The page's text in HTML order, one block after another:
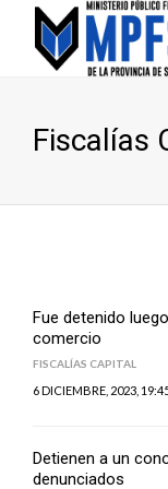
Fiscalías
Fue detenido
comercio
FISCALÍAS CAPITAL
6 DICIEMBRE, 2023,
Detienen a un
denunciados